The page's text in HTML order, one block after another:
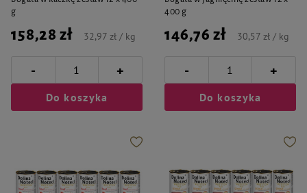
g
158,28 zł 32,97 zł / kg
- +
Do koszyka
400 g
146,76 zł 30,57 zł / kg
- +
Do koszyka